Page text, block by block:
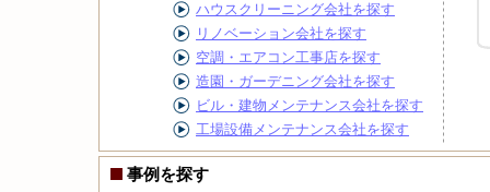
ハウスクリーニング会社を探す
リノベーション会社を探す
空調・エアコン工事店を探す
造園・ガーデニング会社を探す
ビル・建物メンテナンス会社を探す
工場設備メンテナンス会社を探す
事例を探す